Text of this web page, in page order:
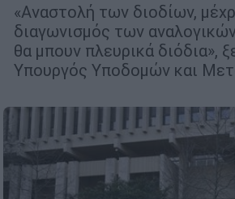
«Αναστολή των διοδίων,
διαγωνισμός των
θα μπουν πλευρικά διόδια»,
Υπουργός Υποδομών και